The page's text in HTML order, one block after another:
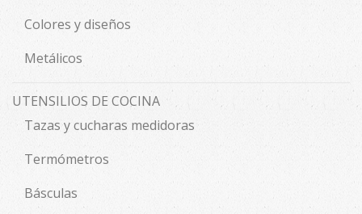
Colores y diseños
Metálicos
UTENSILIOS DE COCINA
Tazas y cucharas medidoras
Termómetros
Básculas